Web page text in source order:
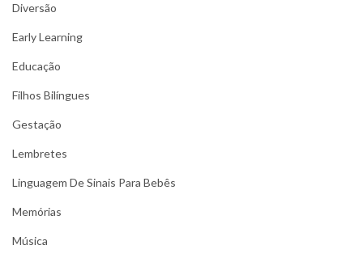
Diversão
Early Learning
Educação
Filhos Bilíngues
Gestação
Lembretes
Linguagem De Sinais Para Bebês
Memórias
Música